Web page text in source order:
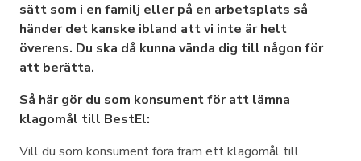
KUNDTJÄNST
PRODUCERA EL
FAKTURAINFORMATION
KONTAKT
sätt som i en familj eller på en arbetsplats så
händer det kanske ibland att vi inte är helt
överens. Du ska då kunna vända dig till någon för
att berätta.
Så här gör du som konsument för att lämna
klagomål till BestEl:
Vill du som konsument föra fram ett klagomål till